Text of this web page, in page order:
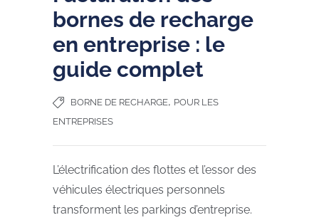
bornes de recharge
en entreprise : le
guide complet
BORNE DE RECHARGE, POUR LES
ENTREPRISES
L’électrification des flottes et l’essor des
véhicules électriques personnels
transforment les parkings d’entreprise.